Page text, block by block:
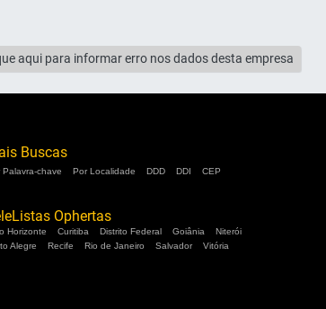
aqui para informar erro nos dados desta empresa
Buscas
Palavra-chave Por Localidade DDD DDI CEP
Ophertas
Horizonte Curitiba Distrito Federal Goiânia
Niterói
Alegre
Recife Rio de Janeiro Salvador Vitória